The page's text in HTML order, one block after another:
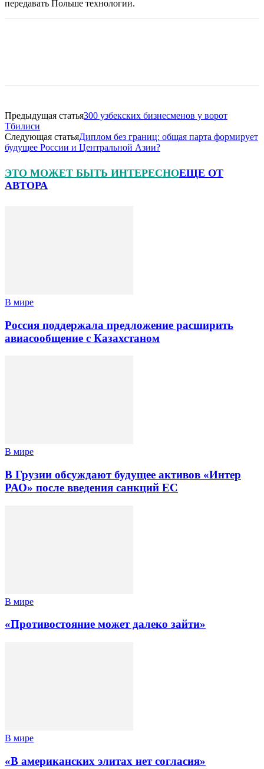
передавать Польше технологии.
Предыдущая статья300 узбекских бизнесменов у ворот
Тбилиси
Следующая статьяДиплом без границ: общая парта формирует
будущее России и Центральной Азии?
ЭТО МОЖЕТ БЫТЬ ИНТЕРЕСНОЕЩЕ ОТ
АВТОРА
В мире
Россия поддержала предложение расширить
авиасообщение с Казахстаном
В мире
В Грузии обсуждают будущее активов «Интер
РАО» после введения санкций ЕС
В мире
«Противостояние может далеко зайти»
В мире
«В американских элитах нет согласия»